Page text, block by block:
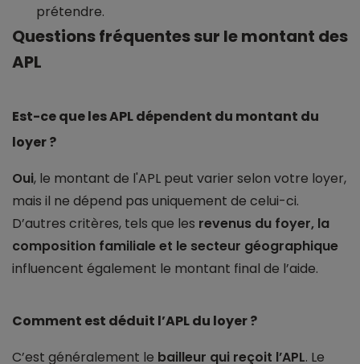
prétendre.
Questions fréquentes sur le montant des
APL
Est-ce que les APL dépendent du montant du
loyer ?
Oui, le montant de l'APL peut varier selon votre loyer,
mais il ne dépend pas uniquement de celui-ci.
D’autres critères, tels que les revenus du foyer, la
composition familiale et le secteur géographique
influencent également le montant final de l’aide.
Comment est déduit l’APL du loyer ?
C’est généralement le bailleur qui reçoit l’APL. Le